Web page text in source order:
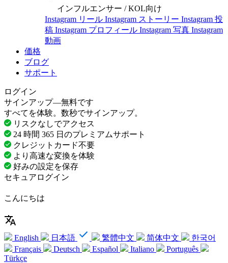
インフルエンサー / KOL向け
Instagram リール Instagram ストーリー Instagram 投
稿 Instagram プロフィール Instagram 写真 Instagram
動画
価格
ブログ
サポート
ログイン
サインアップ—無料です
すべてを体験。数秒でサインアップ。
リスクなしでアクセス
24 時間 365 日のプレミアムサポート
クレジットカード不要
より高速な変換を体験
好みの設定を保存
セキュアログイン
こんにちは
English 日本語 繁體中文 简体中文
한국어
Français
Deutsch Español Italiano
Português
Türkçe